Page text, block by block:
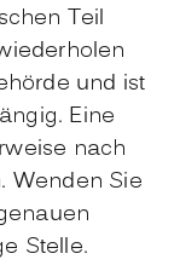
Teil
iederholen
und ist
Eine
nach
Wenden Sie
Stelle.